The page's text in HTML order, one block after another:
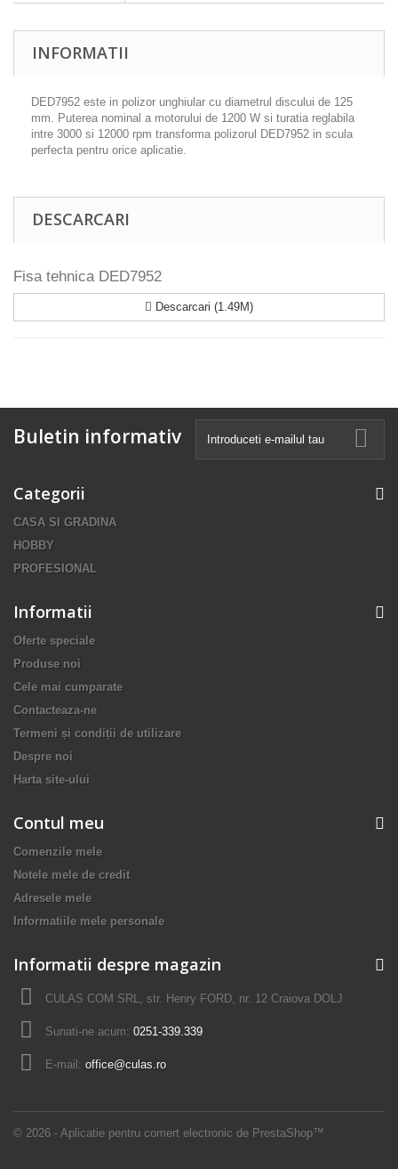
INFORMATII
DED7952 este in polizor unghiular cu diametrul discului de 125
mm. Puterea nominal a motorului de 1200 W si turatia reglabila
intre 3000 si 12000 rpm transforma polizorul DED7952 in scula
perfecta pentru orice aplicatie.
DESCARCARI
Fisa tehnica DED7952
Descarcari (1.49M)
Buletin informativ
Categorii
CASA SI GRADINA
HOBBY
PROFESIONAL
Informatii
Oferte speciale
Produse noi
Cele mai cumparate
Contacteaza-ne
Termeni și condiții de utilizare
Despre noi
Harta site-ului
© 2026 - Aplicatie pentru comert electronic de PrestaShop™
Contul meu
Comenzile mele
Notele mele de credit
Adresele mele
Informatiile mele personale
Informatii despre magazin
CULAS COM SRL, str. Henry FORD, nr. 12 Craiova DOLJ
Sunati-ne acum: 0251-339.339
E-mail: office@culas.ro